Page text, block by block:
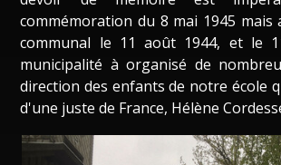
commémoration du 8 mai 1945 mais
communal le 11 août 1944, et le
municipalité à organisé de
direction des enfants de notre école
d'une juste de France, Hélène